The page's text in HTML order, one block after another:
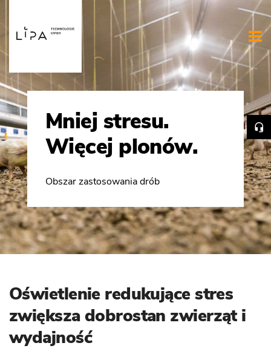
Mniej stresu.
Więcej plonów.
Obszar zastosowania drób
Oświetlenie redukujące stres
zwiększa dobrostan zwierząt i
wydajność